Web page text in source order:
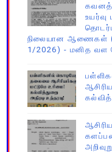
உயர்வு
நிலையான ஆணைகள்
1/2026) - மனித வள